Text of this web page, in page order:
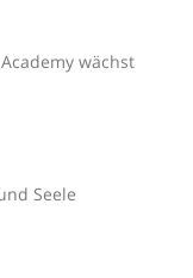
wächst
Seele